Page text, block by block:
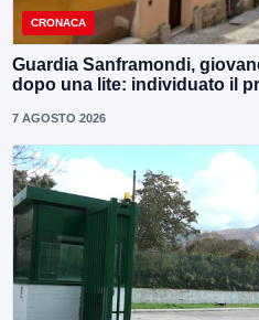
CRONACA
Guardia Sanframondi,
dopo una lite: individuato il
7 AGOSTO 2026